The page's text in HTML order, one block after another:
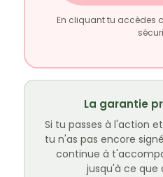
En cliquant tu accèdes
La garantie
Si tu passes à l'action
tu n'as pas encore
continue à
jusqu'à ce que